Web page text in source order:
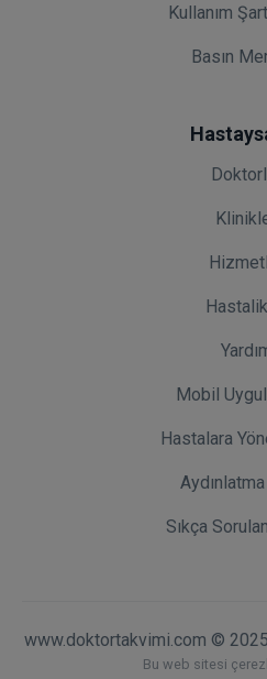
Kullanım
Basın
Mobil
Hastalara
Sıkça
www.doktortakvimi.com ©
Bu web sitesi